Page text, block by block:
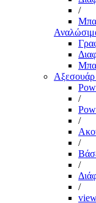
/
/
/
/
/
/